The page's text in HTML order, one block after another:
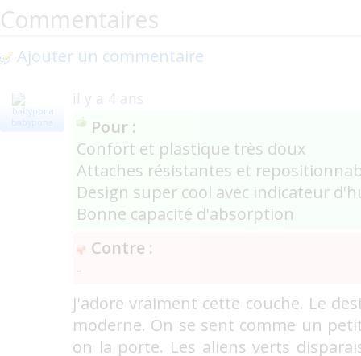
Max Diaper(Långsele)
Changing times Diaper Company
(0)
DME Disposable Medical Express
Lilkink
Commentaires
Ajouter un commentaire
babypona
il y a 4 ans
Pour :
Confort et plastique très doux
Attaches résistantes et
Design super cool avec indicateur
Bonne capacité d'absorption
Contre :
-
J'adore vraiment cette couche. Le
moderne. On se sent comme un
on la porte. Les aliens verts